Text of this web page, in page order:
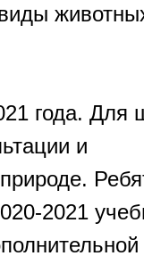
года. Для
и
2021